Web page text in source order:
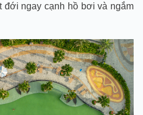
ngay cạnh hồ bơi và ngắm